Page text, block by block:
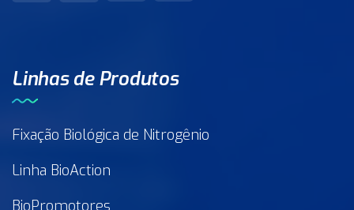
Linhas de Produtos
Fixação Biológica de Nitrogênio
Linha BioAction
BioPromotores